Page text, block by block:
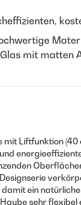
mit matten
mit Liftfunktion (40
ein
sehr